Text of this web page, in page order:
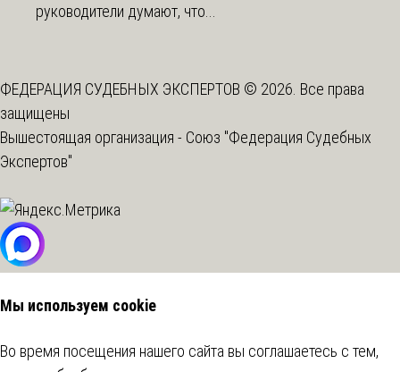
руководители думают, что...
ФЕДЕРАЦИЯ СУДЕБНЫХ ЭКСПЕРТОВ © 2026. Все права
защищены
Вышестоящая организация - Союз "Федерация Судебных
Экспертов"
Мы используем cookie
Во время посещения нашего сайта вы соглашаетесь с тем,